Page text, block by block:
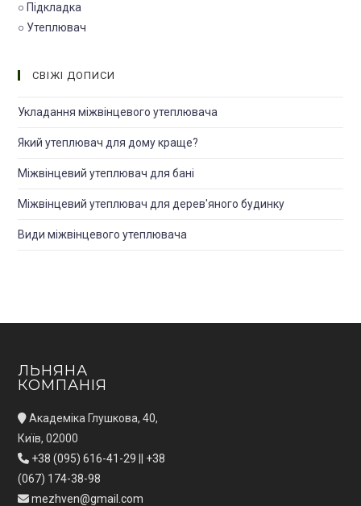
○ Підкладка
○ Утеплювач
СВІЖІ ДОПИСИ
Укладання міжвінцевого утеплювача
Який утеплювач для дому краще?
Міжвінцевий утеплювач для банi
Міжвінцевий утеплювач для дерев'яного будинку
Види міжвінцевого утеплювача
ЛЬНЯНА
КОМПАНІЯ
Академіка Глушкова, 40,
Київ, 02000
+38 (095) 616-41-29
+38
(067) 174-38-98
mezhven@gmail.com